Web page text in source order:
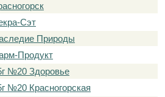
Сэт
Природы
Продукт
№20 Здоровье
№20 Красногорская